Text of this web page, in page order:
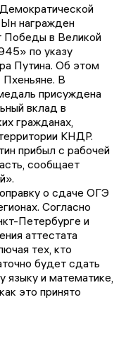
награжден
в Великой
по указу
Путина. Об этом
В
присуждена
вклад в
гражданах,
КНДР.
прибыл с рабочей
сообщает
о сдаче ОГЭ
Согласно
Петербурге и
аттестата
тех, кто
будет сдать
языку и математике,
это принято